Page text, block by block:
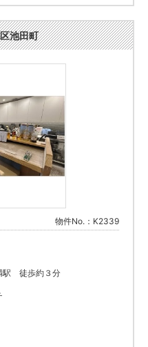
池田町
物件No.：K2339
駅 徒歩約３分